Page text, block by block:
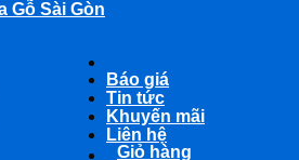
Gỗ Sài Gòn
Báo giá
Tin tức
Khuyến mãi
Liên hệ
Giỏ hàng